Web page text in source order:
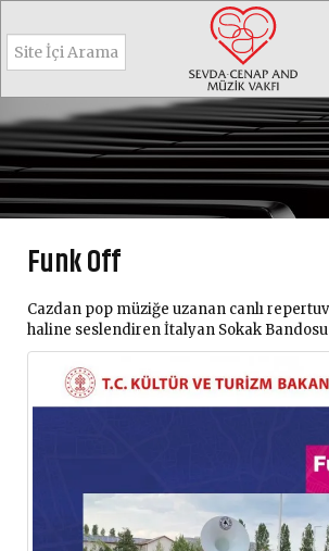
Funk Off
Cazdan pop müziğe uzanan canlı
haline seslendiren İtalyan Sokak